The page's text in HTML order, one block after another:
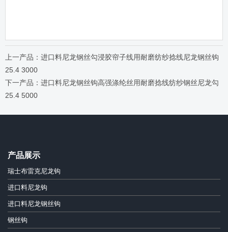
上一产品：进口料尼龙钢丝勾浸胶帘子线用耐磨纺纱捻线尼龙钢丝钩
25.4 3000
下一产品：进口料尼龙钢丝钩高强涤纶丝用耐磨捻线纺纱钢丝尼龙勾
25.4 5000
产品展示
瑞士布雷克尼龙钩
进口料尼龙钩
进口料尼龙钢丝钩
钢丝钩